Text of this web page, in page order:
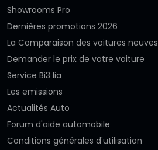
Showrooms Pro
Dernières promotions 2026
La Comparaison des voitures neuves
Demander le prix de votre voiture
Service Bi3 lia
Les emissions
Actualités Auto
Forum d'aide automobile
Conditions générales d'utilisation